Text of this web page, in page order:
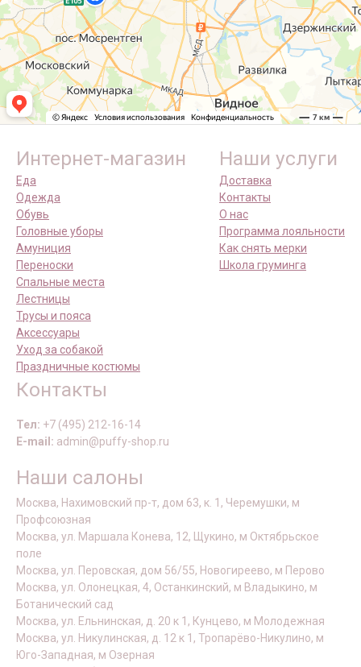
Интернет-магазин
Еда
Одежда
Обувь
Головные уборы
Амуниция
Переноски
Спальные места
Лестницы
Трусы и пояса
Аксессуары
Уход за собакой
Праздничные костюмы
Наши услуги
Доставка
Контакты
О нас
Программа лояльности
Как снять мерки
Школа груминга
Контакты
Тел: +7 (495) 212-16-14
E-mail: admin@puffy-shop.ru
Наши салоны
Москва, Нахимовский пр-т, дом 63, к. 1, Черемушки, м
Профсоюзная
Москва, ул. Маршала Конева, 12, Щукино, м Октябрьское
поле
Москва, ул. Перовская, дом 56/55, Новогиреево, м Перово
Москва, ул. Олонецкая, 4, Останкинский, м Владыкино, м
Ботанический сад
Москва, ул. Ельнинская, д. 20 к 1, Кунцево, м Молодежная
Москва, ул. Никулинская, д. 12 к 1, Тропарёво-Никулино, м
Юго-Западная, м Озерная